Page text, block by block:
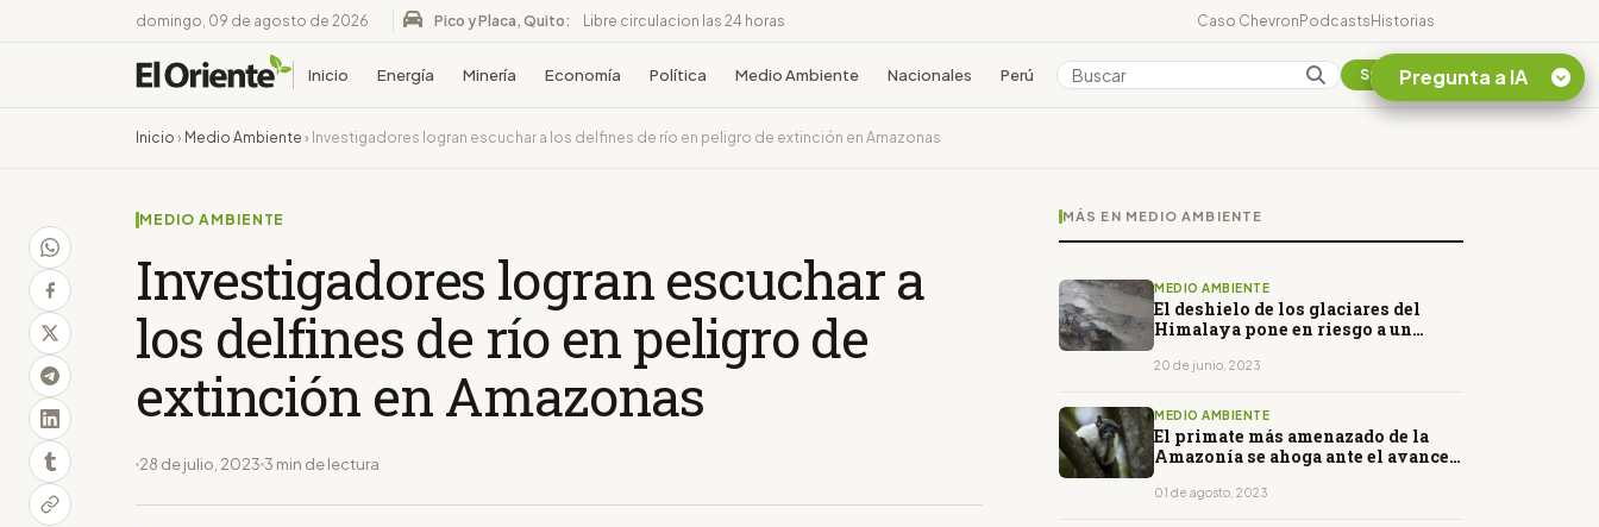
domingo, 09 de agosto de 2026 Pico y Placa, Quito: Libre circulacion las 24 horas Caso ChevronPodcastsHistorias
Inicio Energía Minería Economía Política Medio Ambiente Nacionales Perú Colombia Suscribirse
Inicio › Medio Ambiente › Investigadores logran escuchar a los delfines de río en peligro de extinción en Amazonas
MEDIO AMBIENTE
Investigadores logran escuchar a
los delfines de río en peligro de
extinción en Amazonas
28 de julio, 2023 3 min de lectura
MÁS EN MEDIO AMBIENTE
MEDIO AMBIENTE
El deshielo de los glaciares del
Himalaya pone en riesgo a un
20 de junio, 2023
MEDIO AMBIENTE
El primate más amenazado de la
Amazonía se ahoga ante el avance
01 de agosto, 2023
Pregunta a IA
¿En que consiste la